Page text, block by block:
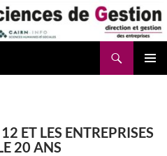
ET LES ENTREPRISES
20 ANS